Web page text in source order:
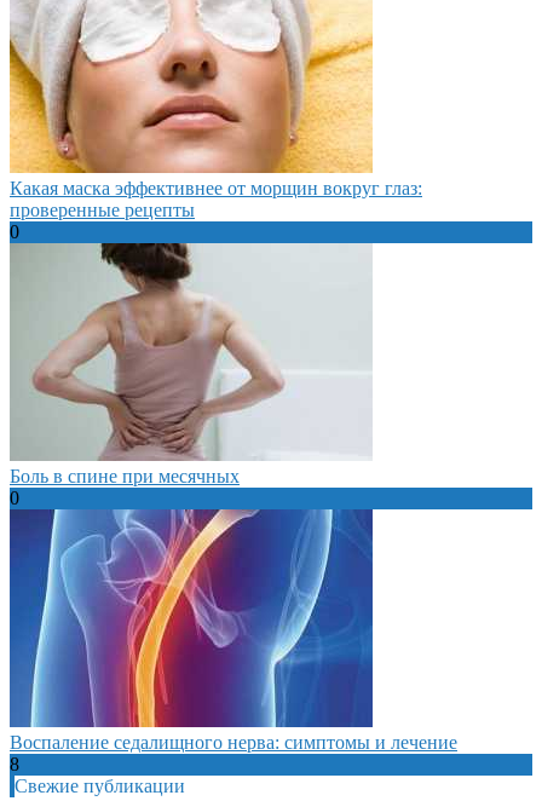
Какая маска эффективнее от морщин вокруг глаз:
проверенные рецепты
0
Боль в спине при месячных
0
Воспаление седалищного нерва: симптомы и лечение
8
Свежие публикации